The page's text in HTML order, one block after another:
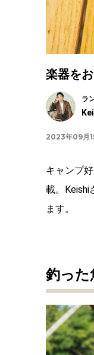
楽器を
ラ
2023年09月
キャンプ
載。Keishi
ます。
釣った